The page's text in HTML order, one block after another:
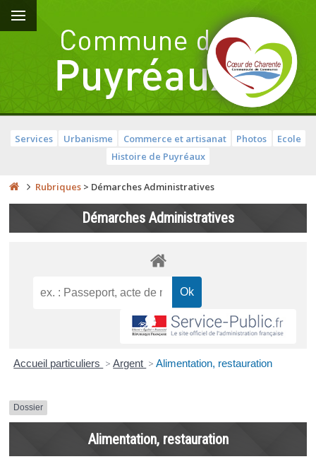
Services Urbanisme Commerce et artisanat Photos
Ecole
Histoire de Puyréaux
Rubriques > Démarches Administratives
Démarches Administratives
Accueil particuliers > Argent > Alimentation, restauration
Dossier
Alimentation, restauration